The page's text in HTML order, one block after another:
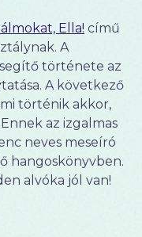
Ella! című
A
története az
A következő
történik akkor,
az izgalmas
neves meseíró
hangoskönyvben.
alvóka jól van!